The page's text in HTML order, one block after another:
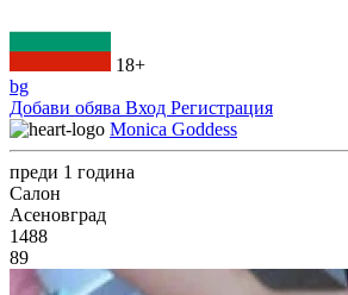
18+
bg
Добави обява Вход Регистрация
Monica Goddess
преди 1 година
Салон
Асеновград
1488
89